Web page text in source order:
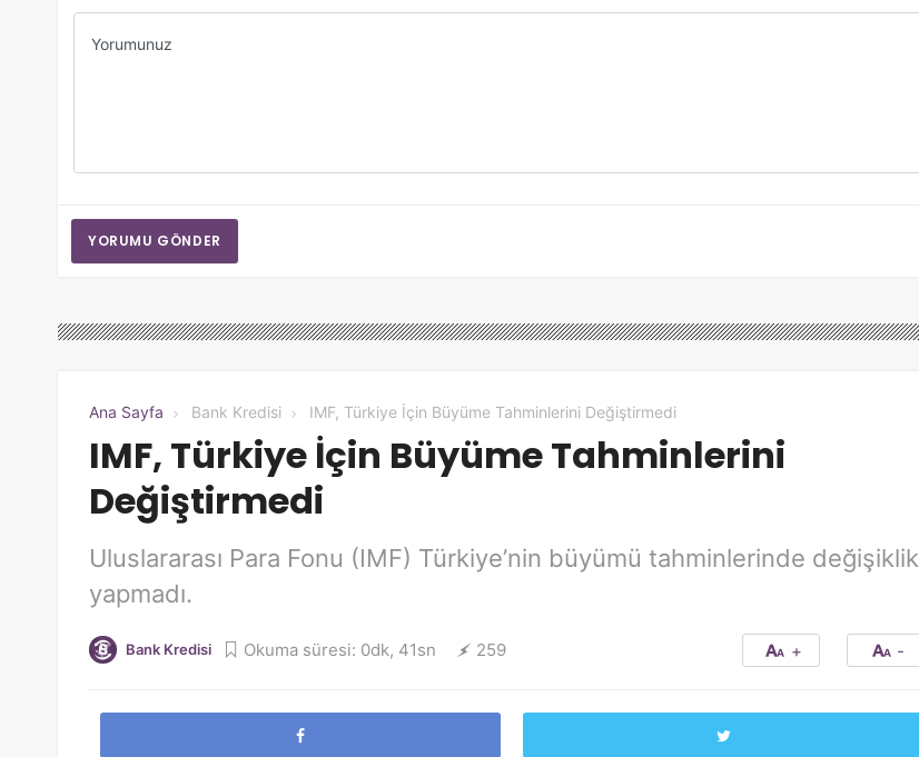
Yorumunuz
YORUMU GÖNDER
Ana Sayfa Bank Kredisi IMF, Türkiye İçin Büyüme Tahminlerini Değiştirmedi
IMF, Türkiye İçin Büyüme Tahminlerini
Değiştirmedi
Uluslararası Para Fonu (IMF) Türkiye’nin büyümü tahminlerinde değişiklik
yapmadı.
Bank Kredisi Okuma süresi: 0dk, 41sn 259 + -